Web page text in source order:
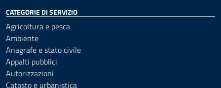
CATEGORIE DI SERVIZIO
Agricoltura e pesca
Ambiente
Anagrafe e stato civile
Appalti pubblici
Autorizzazioni
Catasto e urbanistica